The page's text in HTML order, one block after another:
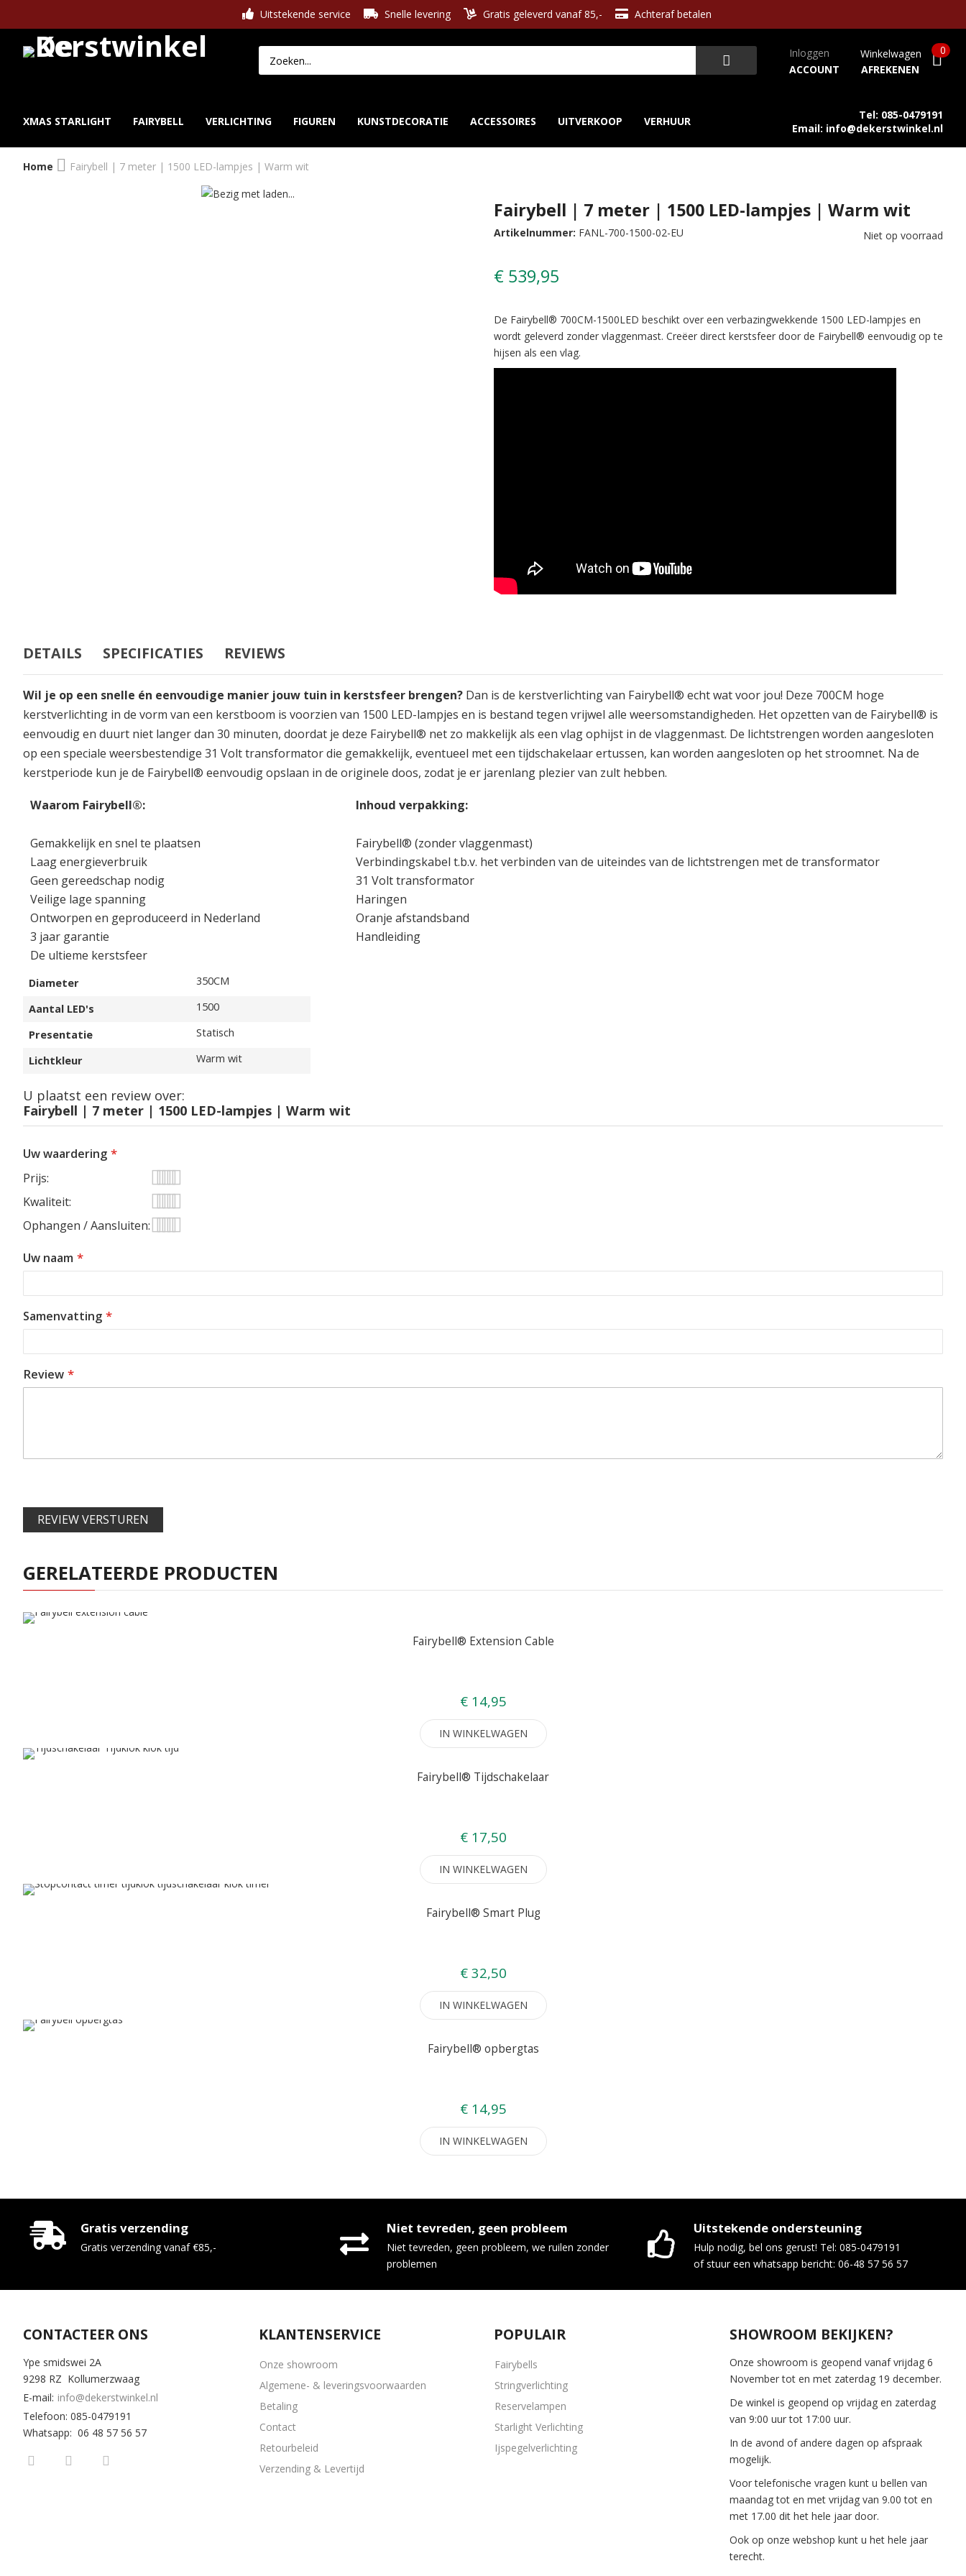
Uitstekende service Snelle levering Gratis geleverd vanaf 85,- Achteraf betalen
Inloggen
ACCOUNT
Winkelwagen
AFREKENEN
0
XMAS STARLIGHT FAIRYBELL VERLICHTING FIGUREN KUNSTDECORATIE ACCESSOIRES UITVERKOOP VERHUUR
Tel: 085-0479191
Email: info@dekerstwinkel.nl
Home Fairybell | 7 meter | 1500 LED-lampjes | Warm wit
Fairybell | 7 meter | 1500 LED-lampjes | Warm wit
Niet op voorraad
Artikelnummer: FANL-700-1500-02-EU
€ 539,95
De Fairybell® 700CM-1500LED beschikt over een verbazingwekkende 1500 LED-lampjes en
wordt geleverd zonder vlaggenmast. Creëer direct kerstsfeer door de Fairybell® eenvoudig op te
hijsen als een vlag.
DETAILS SPECIFICATIES REVIEWS
Wil je op een snelle én eenvoudige manier jouw tuin in kerstsfeer brengen? Dan is de kerstverlichting van Fairybell® echt wat voor jou! Deze 700CM hoge
kerstverlichting in de vorm van een kerstboom is voorzien van 1500 LED-lampjes en is bestand tegen vrijwel alle weersomstandigheden. Het opzetten van de Fairybell® is
eenvoudig en duurt niet langer dan 30 minuten, doordat je deze Fairybell® net zo makkelijk als een vlag ophijst in de vlaggenmast. De lichtstrengen worden aangesloten
op een speciale weersbestendige 31 Volt transformator die gemakkelijk, eventueel met een tijdschakelaar ertussen, kan worden aangesloten op het stroomnet. Na de
kerstperiode kun je de Fairybell® eenvoudig opslaan in de originele doos, zodat je er jarenlang plezier van zult hebben.
Waarom Fairybell®: Inhoud verpakking:
Gemakkelijk en snel te plaatsen
Laag energieverbruik
Geen gereedschap nodig
Veilige lage spanning
Ontworpen en geproduceerd in Nederland
3 jaar garantie
De ultieme kerstsfeer
Fairybell® (zonder vlaggenmast)
Verbindingskabel t.b.v. het verbinden van de uiteindes van de lichtstrengen met de transformator
31 Volt transformator
Haringen
Oranje afstandsband
Handleiding
Specificaties
Diameter 350CM
Aantal LED's 1500
Presentatie Statisch
Lichtkleur Warm wit
U plaatst een review over:
Fairybell | 7 meter | 1500 LED-lampjes | Warm wit
Uw waardering
Prijs
1
star
2
stars
3
stars
4
stars
5
stars
Kwaliteit
1
2
3
4
5
Ophangen / Aansluiten
Uw naam
Samenvatting
Review
REVIEW VERSTUREN
GERELATEERDE PRODUCTEN
Fairybell® Extension Cable
€ 14,95
IN WINKELWAGEN
Fairybell® Tijdschakelaar
€ 17,50
IN WINKELWAGEN
Fairybell® Smart Plug
€ 32,50
IN WINKELWAGEN
Fairybell® opbergtas
€ 14,95
IN WINKELWAGEN
Gratis verzending
Gratis verzending vanaf €85,-
Niet tevreden, geen probleem
Niet tevreden, geen probleem, we ruilen zonder
problemen
Uitstekende ondersteuning
Hulp nodig, bel ons gerust! Tel: 085-0479191
of stuur een whatsapp bericht: 06-48 57 56 57
CONTACTEER ONS
Ype smidswei 2A
9298 RZ Kollumerzwaag
E-mail: info@dekerstwinkel.nl
Telefoon: 085-0479191
Whatsapp: 06 48 57 56 57
KLANTENSERVICE
Onze showroom
Algemene- & leveringsvoorwaarden
Betaling
Contact
Retourbeleid
Verzending & Levertijd
POPULAIR
Fairybells
Stringverlichting
Reservelampen
Starlight Verlichting
Ijspegelverlichting
SHOWROOM BEKIJKEN?
Onze showroom is geopend vanaf vrijdag 6
November tot en met zaterdag 19 december.
De winkel is geopend op vrijdag en zaterdag
van 9:00 uur tot 17:00 uur.
In de avond of andere dagen op afspraak
mogelijk.
Voor telefonische vragen kunt u bellen van
maandag tot en met vrijdag van 9.00 tot en
met 17.00 dit het hele jaar door.
Ook op onze webshop kunt u het hele jaar
terecht.